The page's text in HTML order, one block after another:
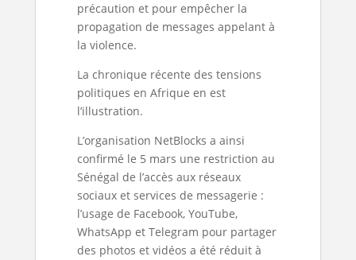
précaution et pour empêcher la
propagation de messages appelant à
la violence.
La chronique récente des tensions
politiques en Afrique en est
l’illustration.
L’organisation NetBlocks a ainsi
confirmé le 5 mars une restriction au
Sénégal de l’accès aux réseaux
sociaux et services de messagerie :
l’usage de Facebook, YouTube,
WhatsApp et Telegram pour partager
des photos et vidéos a été réduit à